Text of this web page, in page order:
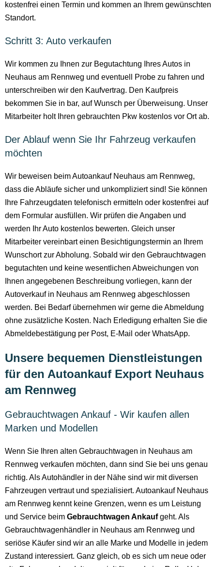
kostenfrei einen Termin und kommen an Ihrem gewünschten
Standort.
Schritt 3: Auto verkaufen
Wir kommen zu Ihnen zur Begutachtung Ihres Autos in
Neuhaus am Rennweg und eventuell Probe zu fahren und
unterschreiben wir den Kaufvertrag. Den Kaufpreis
bekommen Sie in bar, auf Wunsch per Überweisung. Unser
Mitarbeiter holt Ihren gebrauchten Pkw kostenlos vor Ort ab.
Der Ablauf wenn Sie Ihr Fahrzeug verkaufen
möchten
Wir beweisen beim Autoankauf Neuhaus am Rennweg,
dass die Abläufe sicher und unkompliziert sind! Sie können
Ihre Fahrzeugdaten telefonisch ermitteln oder kostenfrei auf
dem Formular ausfüllen. Wir prüfen die Angaben und
werden Ihr Auto kostenlos bewerten. Gleich unser
Mitarbeiter vereinbart einen Besichtigungstermin an Ihrem
Wunschort zur Abholung. Sobald wir den Gebrauchtwagen
begutachten und keine wesentlichen Abweichungen von
Ihnen angegebenen Beschreibung vorliegen, kann der
Autoverkauf in Neuhaus am Rennweg abgeschlossen
werden. Bei Bedarf übernehmen wir gerne die Abmeldung
ohne zusätzliche Kosten. Nach Erledigung erhalten Sie die
Abmeldebestätigung per Post, E-Mail oder WhatsApp.
Unsere bequemen Dienstleistungen
für den Autoankauf Export Neuhaus
am Rennweg
Gebrauchtwagen Ankauf - Wir kaufen allen
Marken und Modellen
Wenn Sie Ihren alten Gebrauchtwagen in Neuhaus am
Rennweg verkaufen möchten, dann sind Sie bei uns genau
richtig. Als Autohändler in der Nähe sind wir mit diversen
Fahrzeugen vertraut und spezialisiert. Autoankauf Neuhaus
am Rennweg kennt keine Grenzen, wenn es um Leistung
und Service beim Gebrauchtwagen Ankaufgeht. Als
Gebrauchtwagenhändler in Neuhaus am Rennweg und
seriöse Käufer sind wir an alle Marke und Modelle in jedem
Zustand interessiert. Ganz gleich, ob es sich um neue oder